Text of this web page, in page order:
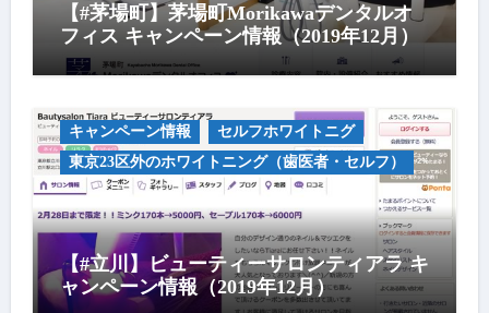
【#茅場町】茅場町Morikawaデンタルオ
フィス キャンペーン情報（2019年12月）
キャンペーン情報
セルフホワイトニグ
東京23区外のホワイトニング（歯医者・セルフ）
【#立川】ビューティーサロンティアラ キ
ャンペーン情報（2019年12月）